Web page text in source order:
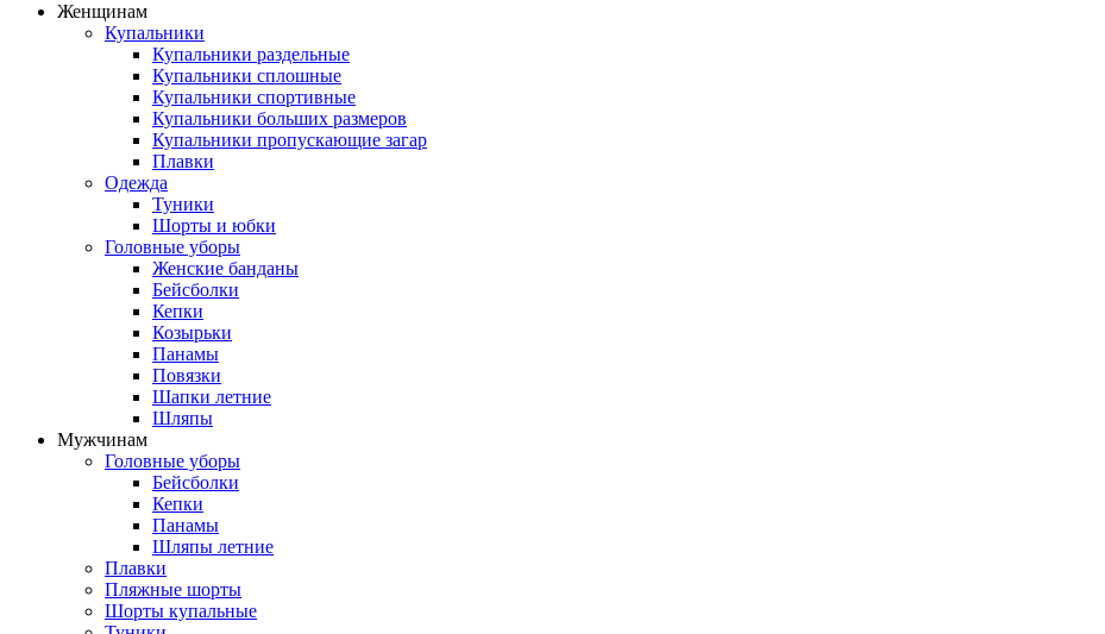
Женщинам
Купальники
Купальники раздельные
Купальники сплошные
Купальники спортивные
Купальники больших размеров
Купальники пропускающие загар
Плавки
Одежда
Туники
Шорты и юбки
Головные уборы
Женские банданы
Бейсболки
Кепки
Козырьки
Панамы
Повязки
Шапки летние
Шляпы
Мужчинам
Головные уборы
Бейсболки
Кепки
Панамы
Шляпы летние
Плавки
Пляжные шорты
Шорты купальные